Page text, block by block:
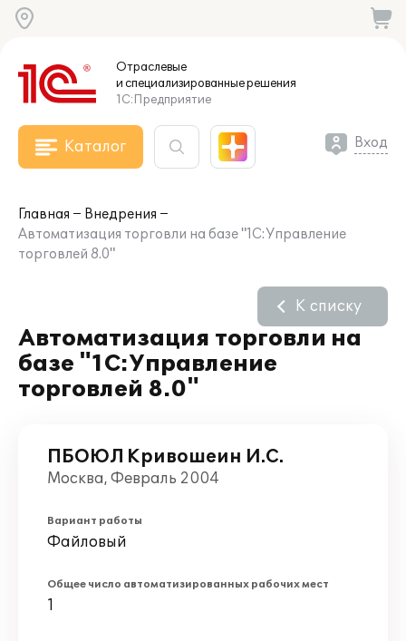
Отраслевые
и специализированныерешения
1С:Предприятие
Каталог Вход
Главная
Внедрения
Автоматизация торговли на базе "1С:Управление
торговлей 8.0"
Автоматизация торговли на
базе "1С:Управление
торговлей 8.0"
К списку
ПБОЮЛ Кривошеин И.С.
Москва, Февраль 2004
Вариант работы
Файловый
Общее число автоматизированных рабочих мест
1